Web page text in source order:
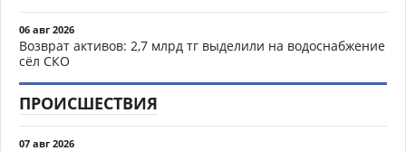
06 авг 2026
Возврат активов: 2,7 млрд тг выделили на водоснабжение
сёл СКО
ПРОИСШЕСТВИЯ
07 авг 2026